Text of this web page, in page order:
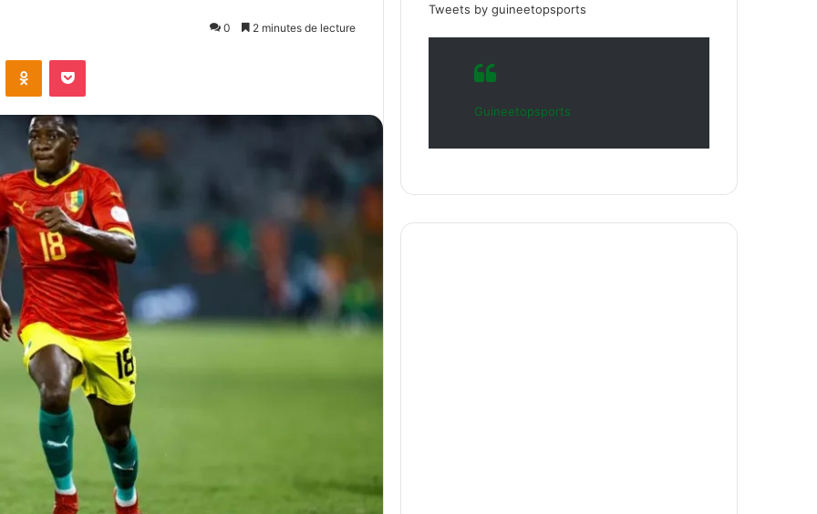
0 2 minutes de lecture
Tweets by guineetopsports
Guineetopsports